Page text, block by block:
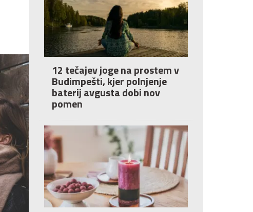
12 tečajev joge na prostem v
Budimpešti, kjer polnjenje
baterij avgusta dobi nov
pomen